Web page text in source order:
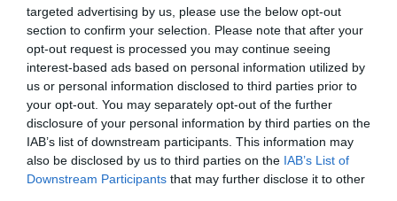
targeted advertising by us, please use the below opt-out
section to confirm your selection. Please note that after your
opt-out request is processed you may continue seeing
interest-based ads based on personal information utilized by
us or personal information disclosed to third parties prior to
your opt-out. You may separately opt-out of the further
disclosure of your personal information by third parties on the
IAB’s list of downstream participants. This information may
also be disclosed by us to third parties on the IAB’s List of
Downstream Participants that may further disclose it to other
¡Tenemos nueva newsletter Patrocinio!
2Playbook Media ha lanzado en 2025 su propio
newsletter mensual especializado en patrocinio. En él
tomamos el pulso al sector abordando el tema que ha
marcado la actualidad del sector, además de ofrecer un
recap de los principales contratos de patrocinio
cerrados en España, Europa y Norteamérica en los
últimos 30 días y una entrevista con directores/as de las
principales marcas.
Aquí puedes apuntarte gratis